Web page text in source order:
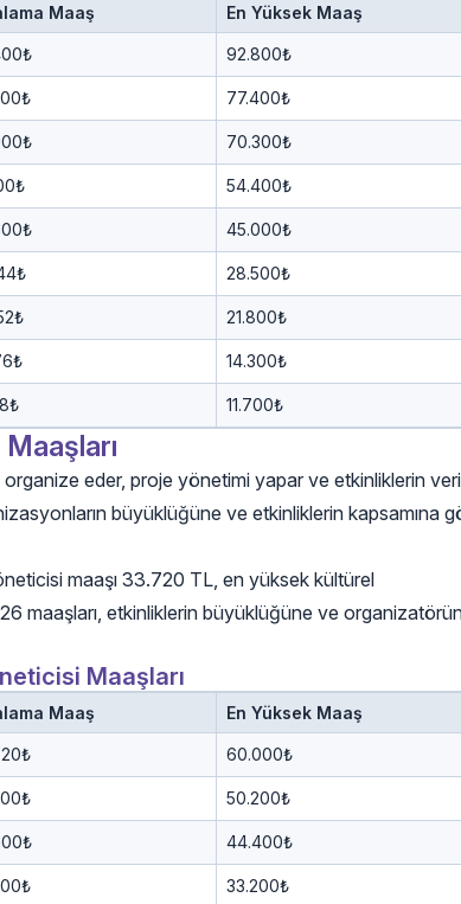
Maaş En Yüksek Maaş
92.800₺
77.400₺
70.300₺
54.400₺
45.000₺
28.500₺
21.800₺
14.300₺
11.700₺
eder, proje yönetimi yapar ve etkinliklerin
büyüklüğüne ve etkinliklerin kapsamına
maaşı 33.720 TL, en yüksek kültürel
maaşları, etkinliklerin büyüklüğüne ve
Maaşları
Maaş En Yüksek Maaş
60.000₺
50.200₺
44.400₺
33.200₺